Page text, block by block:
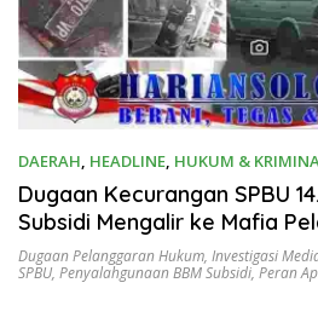
DAERAH, HEADLINE, HUKUM &
Dugaan Kecurangan SPBU
Subsidi Mengalir ke Mafia
Dugaan Pelanggaran Hukum, Investigasi
SPBU, Penyalahgunaan BBM Subsidi, Peran